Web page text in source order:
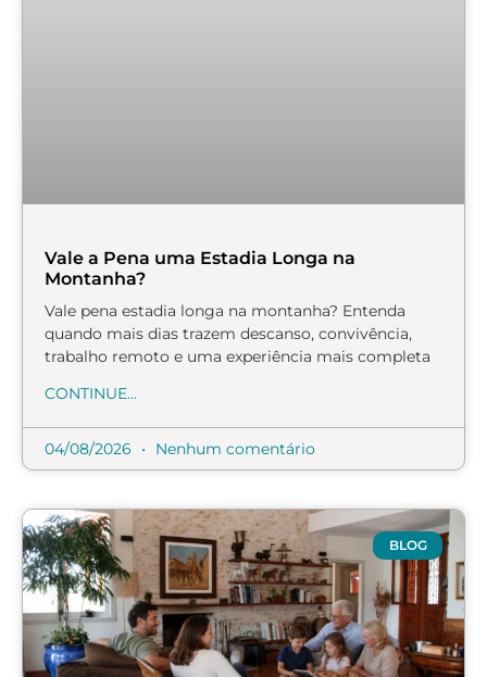
Vale a Pena uma Estadia Longa na
Montanha?
Vale pena estadia longa na montanha? Entenda
quando mais dias trazem descanso, convivência,
trabalho remoto e uma experiência mais completa
CONTINUE...
04/08/2026 Nenhum comentário
BLOG